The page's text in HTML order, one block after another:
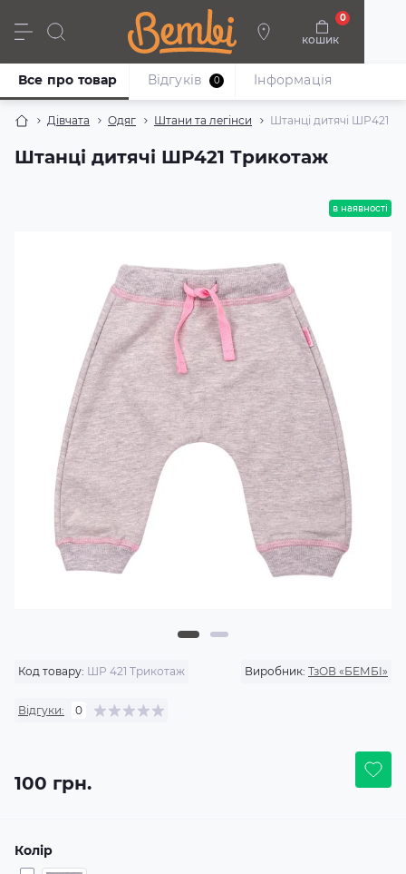
кошик
0
Дівчата Хлопці Немовлята Взуття
Дівчата Одяг Штани та легінси Штанці дитячі ШР421
Штанці дитячі ШР421 Трикотаж
Все про товар Відгуків 0 Iнформація
в наявності
Код товару: ШР 421 Трикотаж Виробник: ТзОВ «БЕМБІ»
Відгуки: 0
100 грн.
Колір